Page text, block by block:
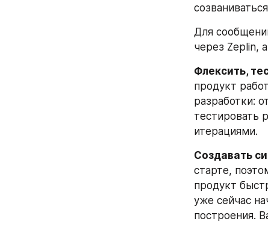
Для
через Zeplin,
Флексить,
продукт
разработки:
тестировать
итерациями.
Создавать
старте,
продукт
уже сейчас
построения.